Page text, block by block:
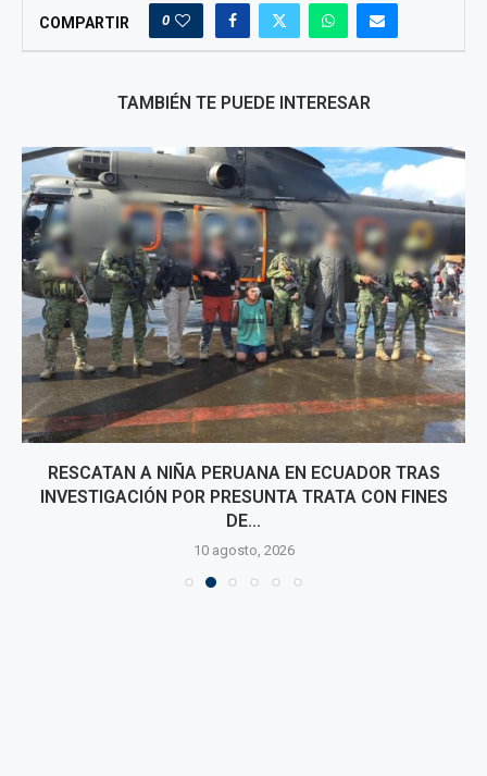
COMPARTIR 0
TAMBIÉN TE PUEDE INTERESAR
RESCATAN A NIÑA PERUANA EN ECUADOR TRAS
INVESTIGACIÓN POR PRESUNTA TRATA CON FINES
DE...
10 agosto, 2026